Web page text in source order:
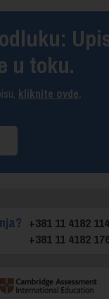
u toku.
kliknite ovde.
+381 11 4182 114
+381 11 4182